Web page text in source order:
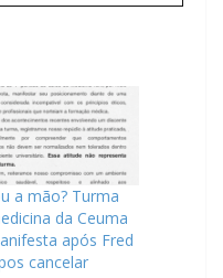
a mão? Turma
da Ceuma
após Fred
cancelar